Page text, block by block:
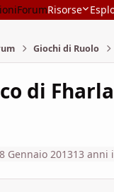
ForumRisorse
Giochi di Ruolo
di
Gennaio 201313 anni